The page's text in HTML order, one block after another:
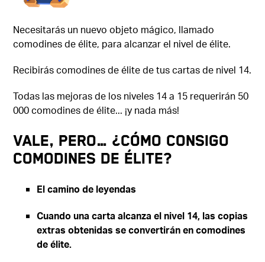
Necesitarás un nuevo objeto mágico, llamado
comodines de élite, para alcanzar el nivel de élite.
Recibirás comodines de élite de tus cartas de nivel 14.
Todas las mejoras de los niveles 14 a 15 requerirán 50
000 comodines de élite... ¡y nada más!
VALE, PERO... ¿CÓMO CONSIGO
COMODINES DE ÉLITE?
El camino de leyendas
Cuando una carta alcanza el nivel 14, las copias
extras obtenidas se convertirán en comodines
de élite.